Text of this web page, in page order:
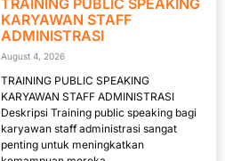
KARYAWAN STAFF
ADMINISTRASI
August 4, 2026
TRAINING PUBLIC SPEAKING
KARYAWAN STAFF ADMINISTRASI
Deskripsi Training public speaking bagi
karyawan staff administrasi sangat
penting untuk meningkatkan